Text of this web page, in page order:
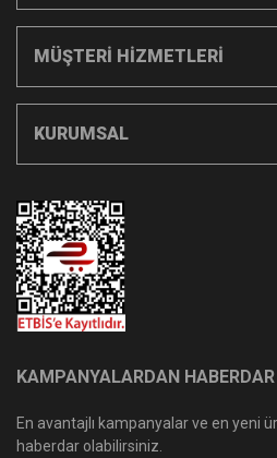
MÜŞTERİ HİZMETLERİ
KURUMSAL
KAMPANYALARDAN
En avantajlı kampanyalar ve en yeni
haberdar olabilirsiniz.